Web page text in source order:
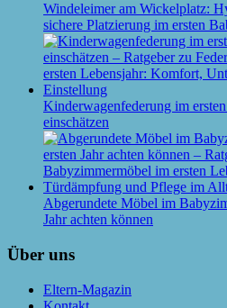
Windeleimer am Wickelplatz:
sichere Platzierung im ersten
Kinderwagenfederung im
einschätzen
Abgerundete Möbel im
Jahr achten können
Über uns
Eltern-Magazin